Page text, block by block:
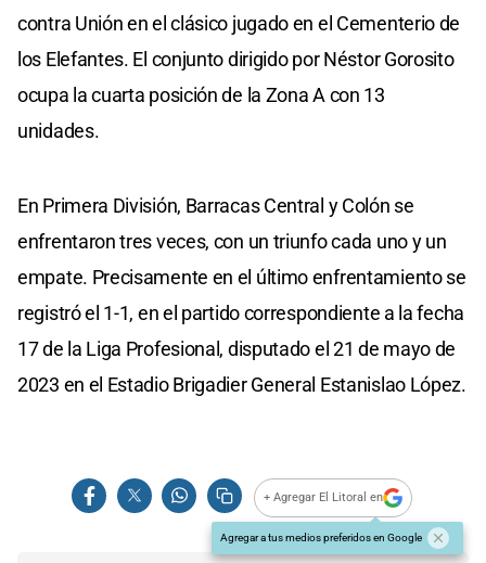
contra Unión en el clásico jugado en el Cementerio de
los Elefantes. El conjunto dirigido por Néstor Gorosito
ocupa la cuarta posición de la Zona A con 13
unidades.
En Primera División, Barracas Central y Colón se
enfrentaron tres veces, con un triunfo cada uno y un
empate. Precisamente en el último enfrentamiento se
registró el 1-1, en el partido correspondiente a la fecha
17 de la Liga Profesional, disputado el 21 de mayo de
2023 en el Estadio Brigadier General Estanislao López.
+ Agregar El Litoral en
Agregar a tus medios preferidos en Google